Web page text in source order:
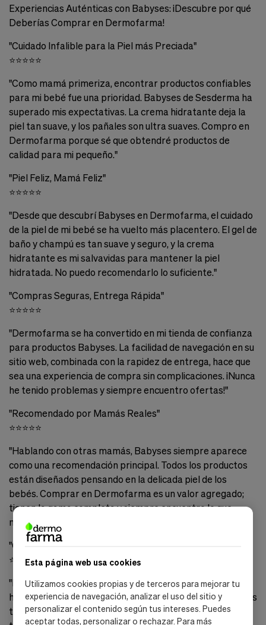
Esta página web usa cookies
Utilizamos cookies propias y de terceros para mejorar tu
experiencia de navegación, analizar el uso del sitio y
personalizar el contenido según tus intereses. Puedes
aceptar todas, personalizar o rechazar. Para más
utilizadas
enseñarte
que
pueden
interesantes
tus
costumbres
navegación.
Experiencias Auténticas con Babyses: ¡Descubre por qué
Deberías Comprar en Dermofarma!
"Cuidado Infalible para la Piel más Preciada"
⭐⭐⭐⭐⭐
"Como mamá primeriza, encontrar productos confiables
para mi bebé fue una prioridad. Babyses de Sesderma ha
superado mis expectativas. La crema hidratante deja la
piel tan suave, y los pañales son ultra suaves. Compro en
Dermofarma porque sé que obtendré productos de
calidad para mi pequeño."
"Piel Feliz, Mamá Feliz"
⭐⭐⭐⭐⭐
"Desde que descubrí Babyses en Dermofarma, el cuidado
de la piel de mi bebé se ha vuelto más placentero. El gel de
baño y champú es tan suave y seguro, y la crema
hidratante es mi salvavidas para mantener la piel
hidratada. No puedo recomendarlo lo suficiente."
"Compras Seguras, Entrega Rápida"
⭐⭐⭐⭐⭐
"Dermofarma se ha convertido en mi tienda de confianza
para productos Babyses. La facilidad de navegación en su
sitio web, combinada con la rapidez de entrega, hace que
sea una experiencia de compra sin complicaciones. ¡Nunca
he tenido problemas y siempre encuentro ofertas!"
"Recomendado por Mamás Reales"
⭐⭐⭐⭐⭐
"Hablando con otras mamás, Babyses siempre aparece
como una recomendación principal. Todos los productos
están diseñados pensando en la delicada piel de los
bebés. Comprar en Dermofarma es un valor agregado;
tienen la gama completa y siempre encuentro lo que
necesito."
"Cambio de Pañal sin Estrés"
⭐⭐⭐⭐⭐
"Los pañales Babyses son simplemente fantásticos. No
hay fugas y son súper cómodos para mi bebé. Las toallitas
también son eficientes y húmedas. Dermofarma siempre